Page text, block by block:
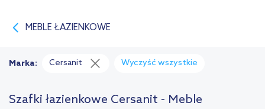
MEBLE ŁAZIENKOWE
Szafki łazienkowe Cersanit - Meble
Marka: Cersanit Wyczyść wszystkie